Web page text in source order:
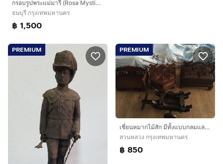
กรอบรูปพระแม่มารี (Rosa Mystica) สไตล์อาร์ตนูโว (Art Nouveau) พร้อม กรอบกะไหล่เงิน
ธนบุรี กรุงเทพมหานคร
฿ 1,500
PREMIUM PREMIUM
เชี่ยนหมากไม้สัก มีทั้งแบบกลมและแบบเหลื่ยมและเกวียนลากเ ลื่อน ใช้ไม้เก่าทำครับ ถ้าหากจะดูสินค้าเพิ่มเติมกดไปที่ M2740638 ครับ เลิกสะสมครับผม
สวนหลวง กรุงเทพมหานคร
฿ 850